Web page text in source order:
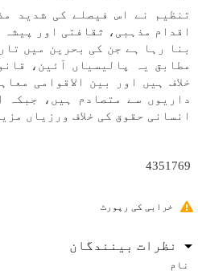
تنظیم نے اس فیصلے کی شدید
اقدام مذہبی، ثقافتی اور
بنا رہا ہے جن کی بحرین میں
مطابق یہ پالیسیاں آئین،
خلاف ہیں اور بین الاقوامی
داریوں سے متصادم ہیں، جبکہ
انسانی حقوق کی خلاف ورزیاں
4351769
خرابی کی رپورٹ
نظرات بینندگان
نام